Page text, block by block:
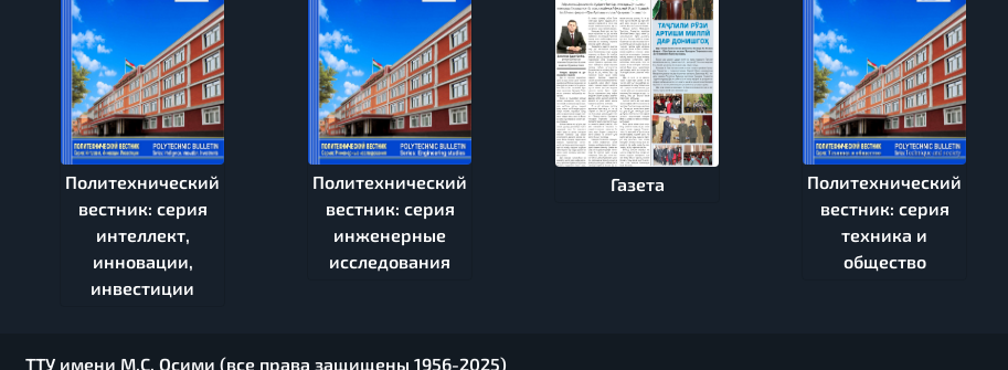
Политехнический
вестник: серия
интеллект,
инновации,
инвестиции
Политехнический
вестник: серия
инженерные
исследования
Газета
Политехнический
вестник: серия
техника и
общество
ТТУ имени М.С. Осими (все права защищены 1956-2025)